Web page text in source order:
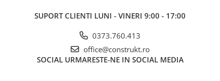
Pompe submersibile
Pompe de suprafata
SUPORT CLIENTI LUNI - VINERI 9:00 - 17:00
0373.760.413
office@construkt.ro
SOCIAL URMARESTE-NE IN SOCIAL MEDIA